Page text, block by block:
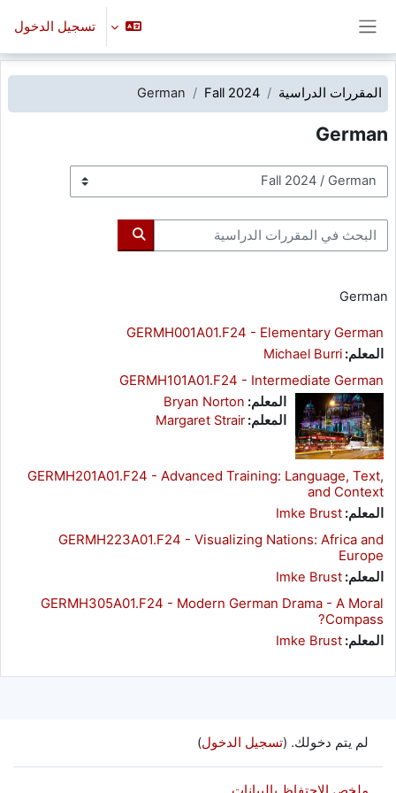
تسجيل الدخول
المقررات الدراسية Fall 2024
German
German
تصنيفات المقررات
البحث في المقررات الدراسية
البحث في المقررات
German
GERMH001A01.F24 - Elementary German
المعلم: Michael Burri
GERMH101A01.F24 - Intermediate German
المعلم: Bryan Norton
المعلم:Margaret Strair
GERMH201A01.F24 - Advanced Training: Language, Text,
and Context
المعلم: Imke Brust
GERMH223A01.F24 - Visualizing Nations: Africa and
Europe
المعلم: Imke Brust
GERMH305A01.F24 - Modern German Drama - A Moral
Compass?
المعلم: Imke Brust
لم يتم دخولك. (تسجيل الدخول)